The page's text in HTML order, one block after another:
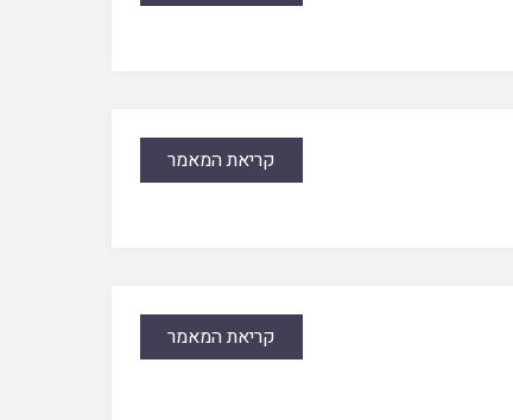
קריאת המאמר
קריאת המאמר